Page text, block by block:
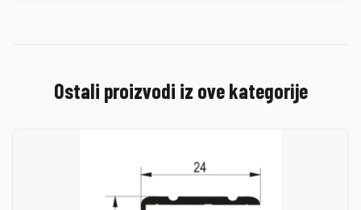
Ostali proizvodi iz ove kategorije